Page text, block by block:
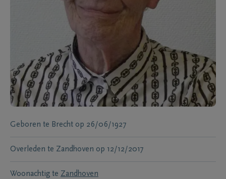
Geboren te Brecht op 26/06/1927
Overleden te Zandhoven op 12/12/2017
Woonachtig te Zandhoven